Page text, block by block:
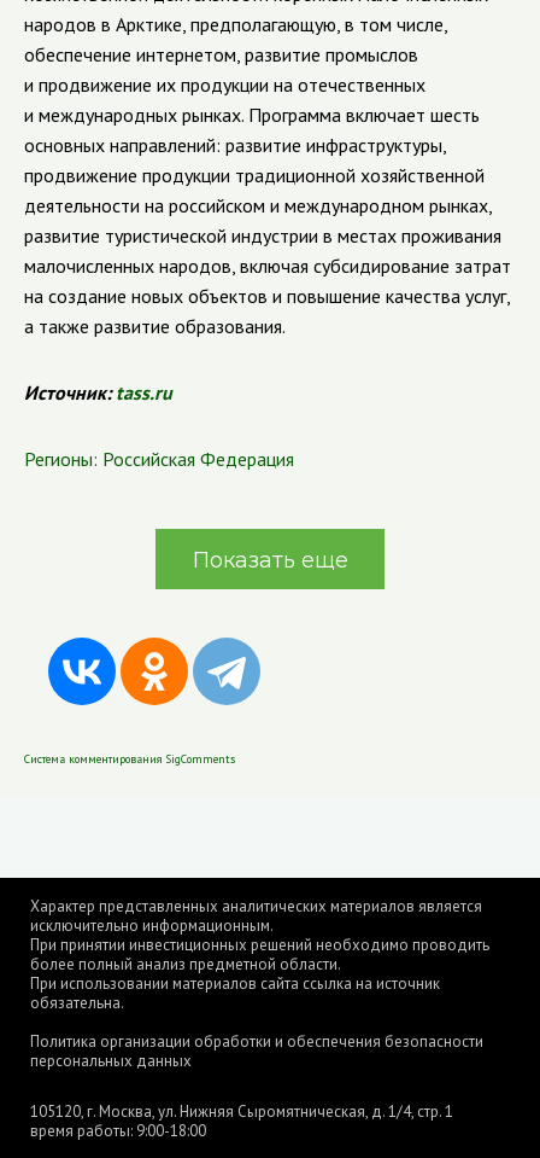
народов в Арктике, предполагающую, в том числе,
обеспечение интернетом, развитие промыслов
и продвижение их продукции на отечественных
и международных рынках. Программа включает шесть
основных направлений: развитие инфраструктуры,
продвижение продукции традиционной хозяйственной
деятельности на российском и международном рынках,
развитие туристической индустрии в местах проживания
малочисленных народов, включая субсидирование затрат
на создание новых объектов и повышение качества услуг,
а также развитие образования.
Источник:tass.ru
Регионы: Российская Федерация
Показать еще
Система комментирования SigComments
Характер представленных аналитических материалов является
исключительно информационным.
При принятии инвестиционных решений необходимо проводить
более полный анализ предметной области.
При использовании материалов сайта ссылка на источник
обязательна.
Политика организации обработки и обеспечения безопасности
персональных данных
105120, г. Москва, ул. Нижняя Сыромятническая, д. 1/4, стр. 1
время работы: 9:00-18:00